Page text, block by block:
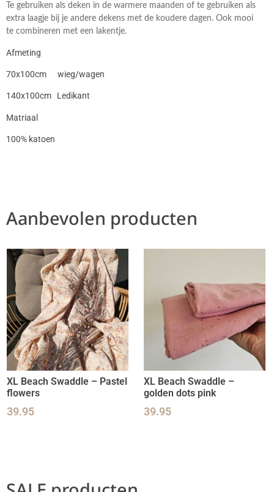
Te gebruiken als deken in de warmere maanden of te gebruiken als
extra laagje bij je andere dekens met de koudere dagen. Ook mooi
te combineren met een lakentje.
Afmeting
70x100cm wieg/wagen
140x100cm Ledikant
Matriaal
100% katoen
Aanbevolen producten
XL Beach Swaddle – Pastel
flowers
39.95
XL Beach Swaddle –
golden dots pink
39.95